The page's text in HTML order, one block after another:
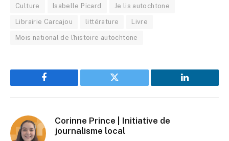
Culture Isabelle Picard Je lis autochtone
Librairie Carcajou littérature Livre
Mois national de l'histoire autochtone
Facebook Twitter LinkedIn
Corinne Prince | Initiative de
journalisme local